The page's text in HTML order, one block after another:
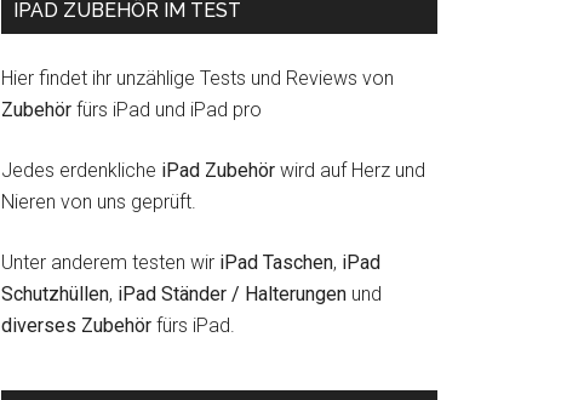
IPAD ZUBEHÖR IM TEST
Hier findet ihr unzählige Tests und Reviews von
Zubehör fürs iPad und iPad pro
Jedes erdenkliche iPad Zubehör wird auf Herz und
Nieren von uns geprüft.
Unter anderem testen wir iPad Taschen, iPad
Schutzhüllen, iPad Ständer / Halterungen und
diverses Zubehör fürs iPad.